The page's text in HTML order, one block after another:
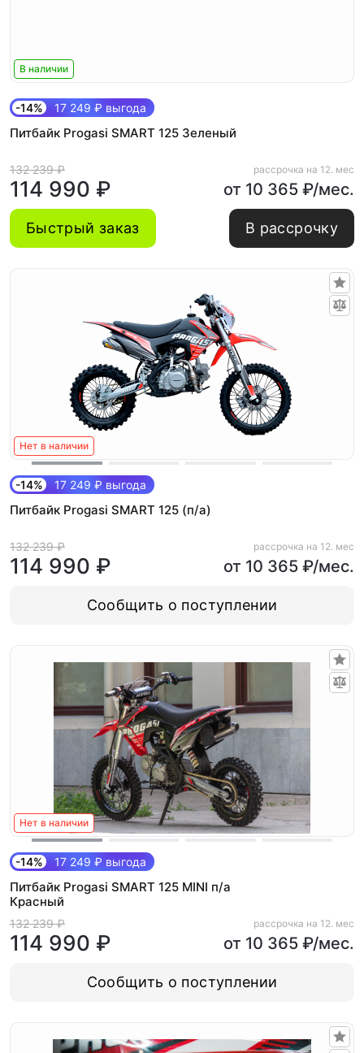
В наличии
-14% 17 249 ₽ выгода
Питбайк Progasi SMART 125 Зеленый
132 239 ₽
114 990 ₽
рассрочка на 12. мес
от 10 365 ₽/мес.
Быстрый заказ В рассрочку
Нет в наличии
-14% 17 249 ₽ выгода
Питбайк Progasi SMART 125 (п/а)
132 239 ₽
114 990 ₽
рассрочка на 12. мес
от 10 365 ₽/мес.
Сообщить о поступлении
Нет в наличии
-14% 17 249 ₽ выгода
Питбайк Progasi SMART 125 MINI п/а
Красный
132 239 ₽
114 990 ₽
рассрочка на 12. мес
от 10 365 ₽/мес.
Сообщить о поступлении